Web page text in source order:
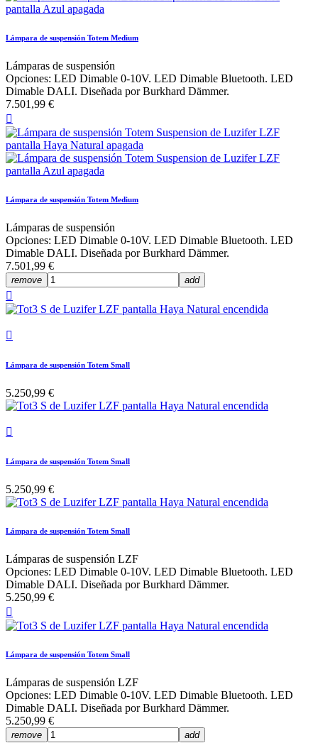
Lámpara de suspensión Totem Medium
Lámparas de suspensión
Opciones: LED Dimable 0-10V. LED Dimable Bluetooth. LED
Dimable DALI. Diseñada por Burkhard Dämmer.
7.501,99 €

Lámpara de suspensión Totem Medium
Lámparas de suspensión
Opciones: LED Dimable 0-10V. LED Dimable Bluetooth. LED
Dimable DALI. Diseñada por Burkhard Dämmer.
7.501,99 €
remove add


Lámpara de suspensión Totem Small
5.250,99 €

Lámpara de suspensión Totem Small
5.250,99 €
Lámpara de suspensión Totem Small
Lámparas de suspensión LZF
Opciones: LED Dimable 0-10V. LED Dimable Bluetooth. LED
Dimable DALI. Diseñada por Burkhard Dämmer.
5.250,99 €

Lámpara de suspensión Totem Small
Lámparas de suspensión LZF
Opciones: LED Dimable 0-10V. LED Dimable Bluetooth. LED
Dimable DALI. Diseñada por Burkhard Dämmer.
5.250,99 €
remove add